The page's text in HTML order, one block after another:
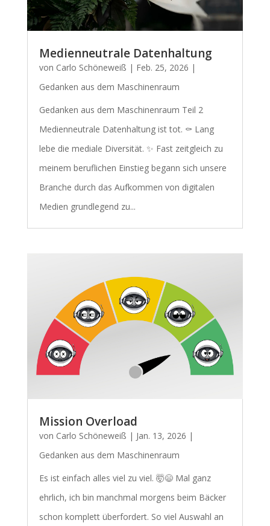
Medienneutrale Datenhaltung
von Carlo Schöneweiß | Feb. 25, 2026 |
Gedanken aus dem Maschinenraum
Gedanken aus dem Maschinenraum Teil 2
Medienneutrale Datenhaltung ist tot. ⚰️ Lang
lebe die mediale Diversität. ✨ Fast zeitgleich zu
meinem beruflichen Einstieg begann sich unsere
Branche durch das Aufkommen von digitalen
Medien grundlegend zu...
Mission Overload
von Carlo Schöneweiß | Jan. 13, 2026 |
Gedanken aus dem Maschinenraum
Es ist einfach alles viel zu viel. 🤯😄 Mal ganz
ehrlich, ich bin manchmal morgens beim Bäcker
schon komplett überfordert. So viel Auswahl an